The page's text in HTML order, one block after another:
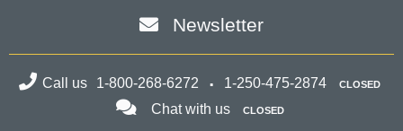
Newsletter
Call us 1-800-268-6272 1-250-475-2874 CLOSED
Chat with us CLOSED